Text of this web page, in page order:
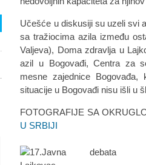
Učešće u diskusiji su uzeli svi
sa tražiocima azila između
Valjeva), Doma zdravlja u
azil u Bogovađi, Centra za
mesne zajednice
situacije u Bogovađi nisu išli u
FOTOGRAFIJE SA
U SRBIJI